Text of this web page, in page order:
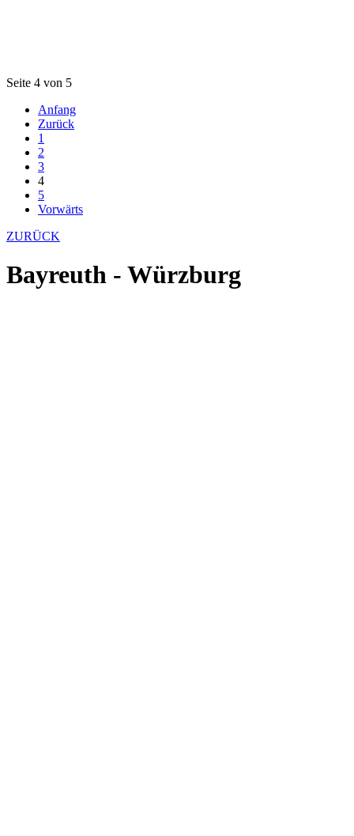
Seite 4 von 5
Anfang
Zurück
1
2
3
4
5
Vorwärts
ZURÜCK
Bayreuth - Würzburg